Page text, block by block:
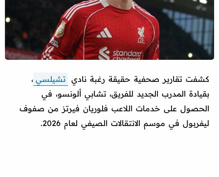
كشفت تقارير صحفية حقيقة رغبة نادي تشيلسي ،
بقيادة المدرب الجديد للفريق، تشابي ألونسو، في
الحصول على خدمات اللاعب فلوريان فيرتز من صفوف
ليفربول في موسم الانتقالات الصيفي لعام 2026.